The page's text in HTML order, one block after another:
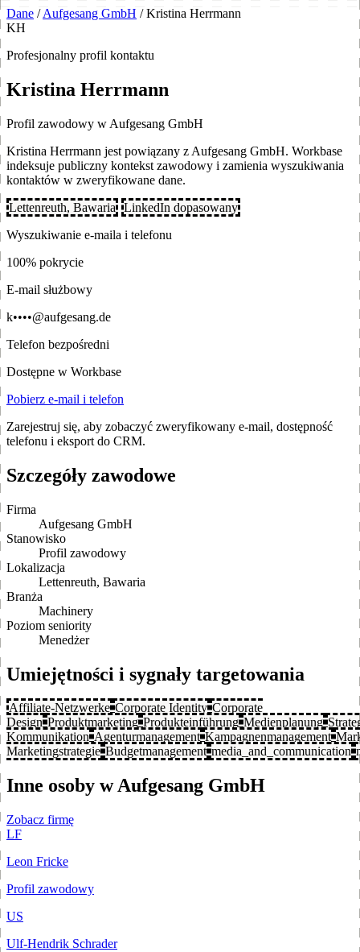
Dane / Aufgesang GmbH / Kristina Herrmann
KH
Profesjonalny profil kontaktu
Kristina Herrmann
Profil zawodowy w Aufgesang GmbH
Kristina Herrmann jest powiązany z Aufgesang GmbH. Workbase
indeksuje publiczny kontekst zawodowy i zamienia wyszukiwania
kontaktów w zweryfikowane dane.
Lettenreuth, Bawaria
LinkedIn dopasowany
Wyszukiwanie e-maila i telefonu
100% pokrycie
E-mail służbowy
k••••@aufgesang.de
Telefon bezpośredni
Dostępne w Workbase
Pobierz e-mail i telefon
Zarejestruj się, aby zobaczyć zweryfikowany e-mail, dostępność
telefonu i eksport do CRM.
Szczegóły zawodowe
Firma
Aufgesang GmbH
Stanowisko
Profil zawodowy
Lokalizacja
Lettenreuth, Bawaria
Branża
Machinery
Poziom seniority
Menedżer
Umiejętności i sygnały targetowania
Affiliate-Netzwerke Corporate Identity Corporate
Design Produktmarketing Produkteinführung Medienplanung
Kommunikation Agenturmanagement Kampagnenmanagement
Marketingstrategie Budgetmanagement media_and_communication
Inne osoby w Aufgesang GmbH
Zobacz firmę
LF
Leon Fricke
Profil zawodowy
US
Ulf-Hendrik Schrader